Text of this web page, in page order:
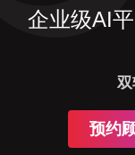
企业级AI
预约